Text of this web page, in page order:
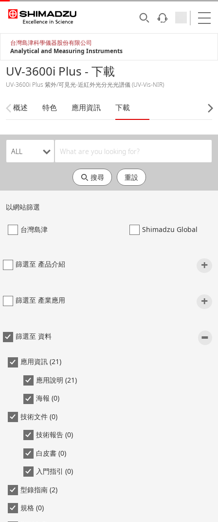
台灣島津科學儀器股份有限公司
Analytical and Measuring Instruments
UV-3600i Plus - 下載
UV-3600i Plus 紫外/可見光-近紅外光分光光譜儀 (UV-Vis-NIR)
概述 特色 應用資訊 下載
搜尋 重設
以網站篩選
台灣島津 Shimadzu Global
篩選至 產品介紹 +
篩選至 產業應用 +
篩選至 資料 -
應用資訊 (21)
應用說明 (21)
海報 (0)
技術文件 (0)
技術報告 (0)
白皮書 (0)
入門指引 (0)
型錄指南 (2)
規格 (0)